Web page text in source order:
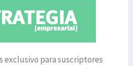
exclusivo para suscriptores